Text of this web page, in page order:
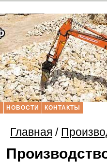
НОВОСТИ КОНТАКТЫ
Главная /